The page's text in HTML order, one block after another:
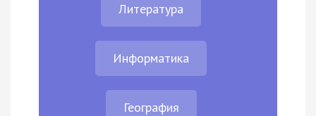
Литература
Информатика
География